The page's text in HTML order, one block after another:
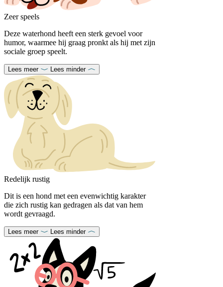
Zeer speels
Deze waterhond heeft een sterk gevoel voor
humor, waarmee hij graag pronkt als hij met zijn
sociale groep speelt.
Lees meer Lees minder
Redelijk rustig
Dit is een hond met een evenwichtig karakter
die zich rustig kan gedragen als dat van hem
wordt gevraagd.
Lees meer Lees minder